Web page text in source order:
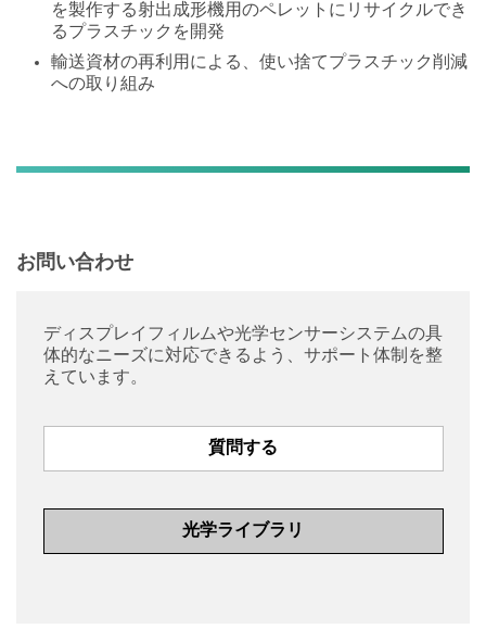
を製作する射出成形機用のペレットにリサイクルでき
るプラスチックを開発
輸送資材の再利用による、使い捨てプラスチック削減
への取り組み
お問い合わせ
ディスプレイフィルムや光学センサーシステムの具
体的なニーズに対応できるよう、サポート体制を整
えています。
質問する
光学ライブラリ